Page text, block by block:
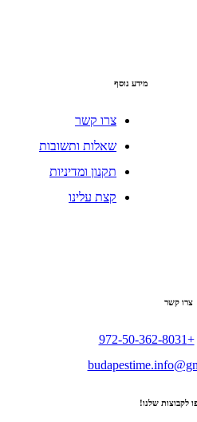
מידע נוסף
צרו קשר
שאלות ותשובות
תקנון ומדיניות
קצת עלינו
צרו קשר
+972-50-362-8031
לקבוצות שלנו!